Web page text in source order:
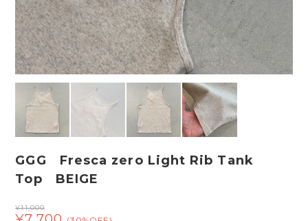
GGG Fresca zero Light Rib Tank
Top BEIGE
¥11,000